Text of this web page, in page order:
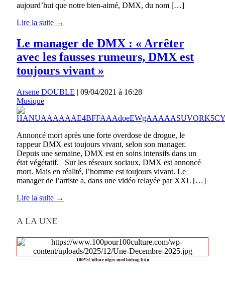
aujourd’hui que notre bien-aimé, DMX, du nom […]
Lire la suite →
Le manager de DMX : « Arrêter
avec les fausses rumeurs, DMX est
toujours vivant »
Arsene DOUBLE | 09/04/2021 à 16:28
Musique
Annoncé mort après une forte overdose de drogue, le
rappeur DMX est toujours vivant, selon son manager.
Depuis une semaine, DMX est en soins intensifs dans un
état végétatif. Sur les réseaux sociaux, DMX est annoncé
mort. Mais en réalité, l’homme est toujours vivant. Le
manager de l’artiste a, dans une vidéo relayée par XXL […]
Lire la suite →
A LA UNE
100%Culture utges med bidrag från